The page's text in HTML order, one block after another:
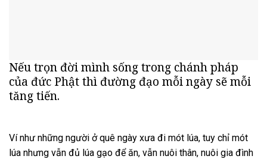
Nếu trọn đời mình sống trong chánh pháp
của đức Phật thì đường đạo mỗi ngày sẽ mỗi
tăng tiến.
Ví như những người ở quê ngày xưa đi mót lúa, tuy chỉ mót
lúa nhưng vẫn đủ lúa gạo để ăn, vẫn nuôi thân, nuôi gia đình